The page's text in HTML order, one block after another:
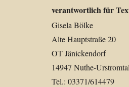
verantwortlich für
Gisela Bölke
Alte Hauptstraße 20
OT Jänickendorf
14947 Nuthe-Urstromtal
Tel.: 03371/614479